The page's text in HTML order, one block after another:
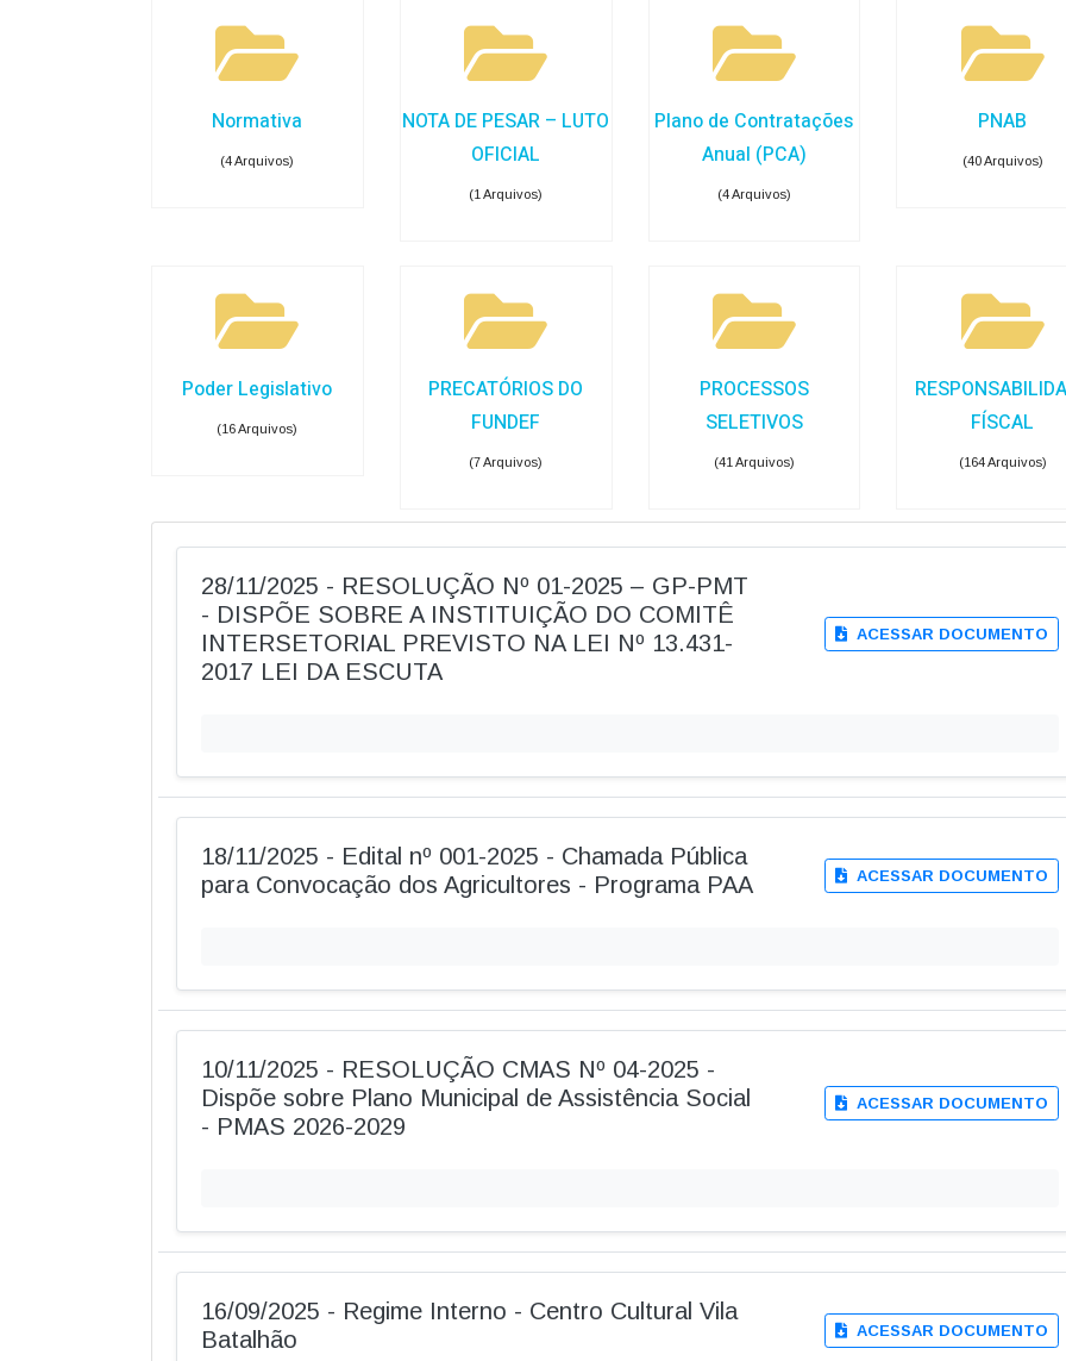
Normativa
(4 Arquivos)
NOTA DE PESAR – LUTO
OFICIAL
(1 Arquivos)
Plano de Contratações
Anual (PCA)
(4 Arquivos)
PNAB
(40 Arquivos)
Poder Legislativo
(16 Arquivos)
PRECATÓRIOS DO
FUNDEF
(7 Arquivos)
PROCESSOS
SELETIVOS
(41 Arquivos)
FÍSCAL
(164 Arquivos)
28/11/2025 - RESOLUÇÃO Nº 01-2025 – GP-PMT
- DISPÕE SOBRE A INSTITUIÇÃO DO COMITÊ
INTERSETORIAL PREVISTO NA LEI Nº 13.431-
2017 LEI DA ESCUTA
ACESSAR DOCUMENTO
18/11/2025 - Edital nº 001-2025 - Chamada Pública
para Convocação dos Agricultores - Programa PAA
ACESSAR DOCUMENTO
10/11/2025 - RESOLUÇÃO CMAS Nº 04-2025 -
Dispõe sobre Plano Municipal de Assistência Social
- PMAS 2026-2029
ACESSAR DOCUMENTO
16/09/2025 - Regime Interno - Centro Cultural Vila
Batalhão
ACESSAR DOCUMENTO